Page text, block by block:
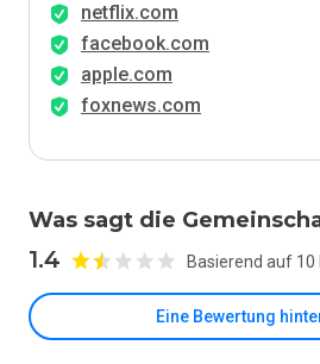
netflix.com
facebook.com
apple.com
foxnews.com
Was sagt die
1.4 Basierend auf
Eine Bewertung